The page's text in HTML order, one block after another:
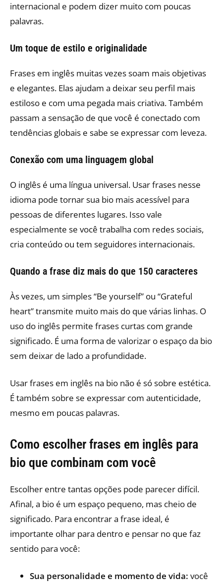
internacional e podem dizer muito com poucas
palavras.
Um toque de estilo e originalidade
Frases em inglês muitas vezes soam mais objetivas
e elegantes. Elas ajudam a deixar seu perfil mais
estiloso e com uma pegada mais criativa. Também
passam a sensação de que você é conectado com
tendências globais e sabe se expressar com leveza.
Conexão com uma linguagem global
O inglês é uma língua universal. Usar frases nesse
idioma pode tornar sua bio mais acessível para
pessoas de diferentes lugares. Isso vale
especialmente se você trabalha com redes sociais,
cria conteúdo ou tem seguidores internacionais.
Quando a frase diz mais do que 150 caracteres
Às vezes, um simples “Be yourself” ou “Grateful
heart” transmite muito mais do que várias linhas. O
uso do inglês permite frases curtas com grande
significado. É uma forma de valorizar o espaço da bio
sem deixar de lado a profundidade.
Usar frases em inglês na bio não é só sobre estética.
É também sobre se expressar com autenticidade,
mesmo em poucas palavras.
Como escolher frases em inglês para
bio que combinam com você
Escolher entre tantas opções pode parecer difícil.
Afinal, a bio é um espaço pequeno, mas cheio de
significado. Para encontrar a frase ideal, é
importante olhar para dentro e pensar no que faz
sentido para você:
Sua personalidade e momento de vida: você